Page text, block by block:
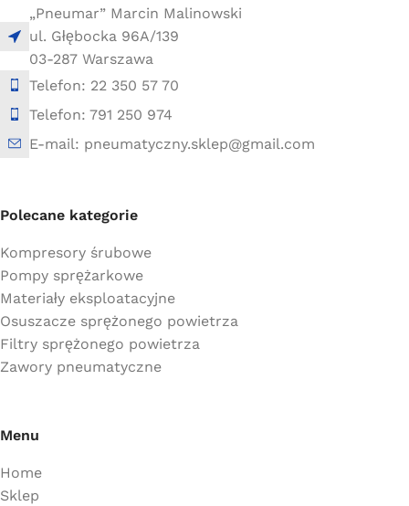
„Pneumar” Marcin Malinowski
ul. Głębocka 96A/139
03-287 Warszawa
Telefon: 22 350 57 70
Telefon: 791 250 974
E-mail: pneumatyczny.sklep@gmail.com
Polecane kategorie
Kompresory śrubowe
Pompy sprężarkowe
Materiały eksploatacyjne
Osuszacze sprężonego powietrza
Filtry sprężonego powietrza
Zawory pneumatyczne
Menu
Home
Sklep